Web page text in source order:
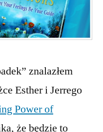
znalazłem
Esther i Jerrego
Power of
że będzie to